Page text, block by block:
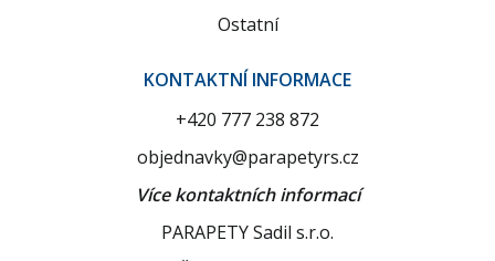
Ostatní
KONTAKTNÍ INFORMACE
+420 777 238 872
objednavky@parapetyrs.cz
Více kontaktních informací
PARAPETY Sadil s.r.o.